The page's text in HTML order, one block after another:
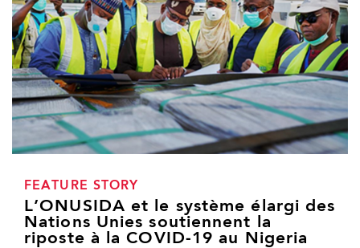
FEATURE STORY
L’ONUSIDA et le système élargi des
Nations Unies soutiennent la
riposte à la COVID-19 au Nigeria